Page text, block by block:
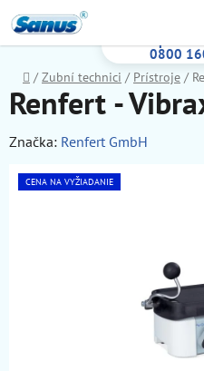
na
obsah
0800
Domov
/ Zubní technici / Prístroje /
Renfert -
Značka: Renfert GmbH
CENA NA VYŽIADANIE